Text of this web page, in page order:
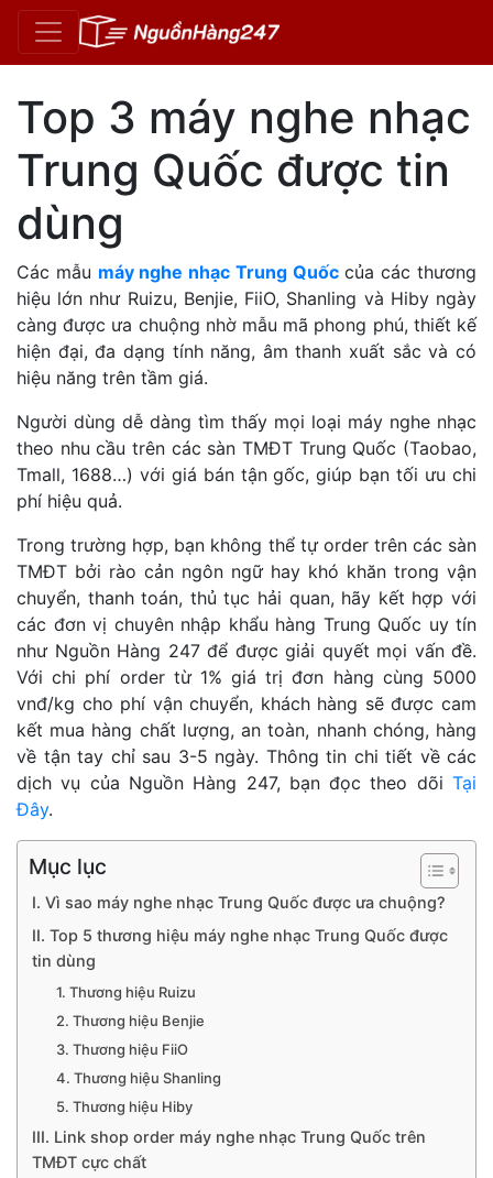
Top 3 máy nghe nhạc
Trung Quốc được tin
dùng
Các mẫu máy nghe nhạc Trung Quốccủa các thương
hiệu lớn như Ruizu, Benjie, FiiO, Shanling và Hiby ngày
càng được ưa chuộng nhờ mẫu mã phong phú, thiết kế
hiện đại, đa dạng tính năng, âm thanh xuất sắc và có
hiệu năng trên tầm giá.
Người dùng dễ dàng tìm thấy mọi loại máy nghe nhạc
theo nhu cầu trên các sàn TMĐT Trung Quốc (Taobao,
Tmall, 1688…) với giá bán tận gốc, giúp bạn tối ưu chi
phí hiệu quả.
Trong trường hợp, bạn không thể tự order trên các sàn
TMĐT bởi rào cản ngôn ngữ hay khó khăn trong vận
chuyển, thanh toán, thủ tục hải quan, hãy kết hợp với
các đơn vị chuyên nhập khẩu hàng Trung Quốc uy tín
như Nguồn Hàng 247 để được giải quyết mọi vấn đề.
Với chi phí order từ 1% giá trị đơn hàng cùng 5000
vnđ/kg cho phí vận chuyển, khách hàng sẽ được cam
kết mua hàng chất lượng, an toàn, nhanh chóng, hàng
về tận tay chỉ sau 3-5 ngày. Thông tin chi tiết về các
dịch vụ của Nguồn Hàng 247, bạn đọc theo dõi Tại
Đây.
Mục lục
I. Vì sao máy nghe nhạc Trung Quốc được ưa chuộng?
II. Top 5 thương hiệu máy nghe nhạc Trung Quốc được
tin dùng
1. Thương hiệu Ruizu
2. Thương hiệu Benjie
3. Thương hiệu FiiO
4. Thương hiệu Shanling
5. Thương hiệu Hiby
III. Link shop order máy nghe nhạc Trung Quốc trên
TMĐT cực chất